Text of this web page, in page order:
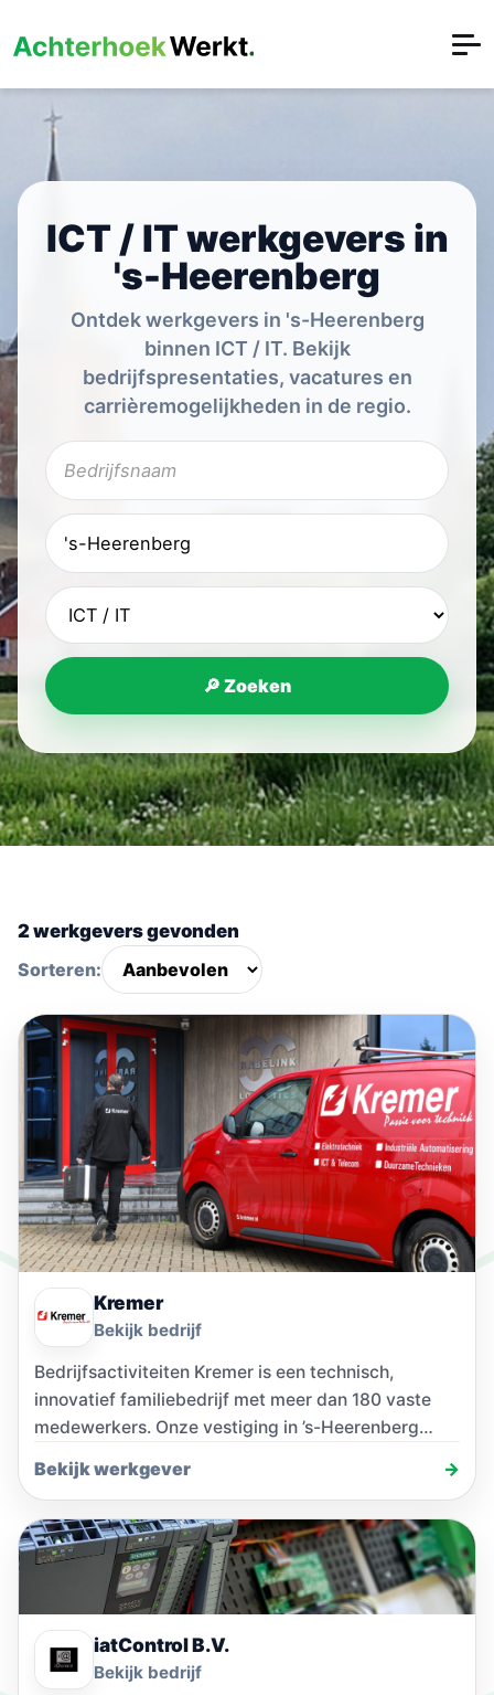
ICT / IT werkgevers in
's-Heerenberg
Ontdek werkgevers in 's-Heerenberg
binnen ICT / IT. Bekijk
bedrijfspresentaties, vacatures en
carrièremogelijkheden in de regio.
🔎 Zoeken
2 werkgevers gevonden
Sorteren:
Kremer
Bekijk bedrijf
Bedrijfsactiviteiten Kremer is een technisch,
innovatief familiebedrijf met meer dan 180 vaste
medewerkers. Onze vestiging in ’s-Heerenberg
Bekijk werkgever →
iatControl B.V.
Bekijk bedrijf